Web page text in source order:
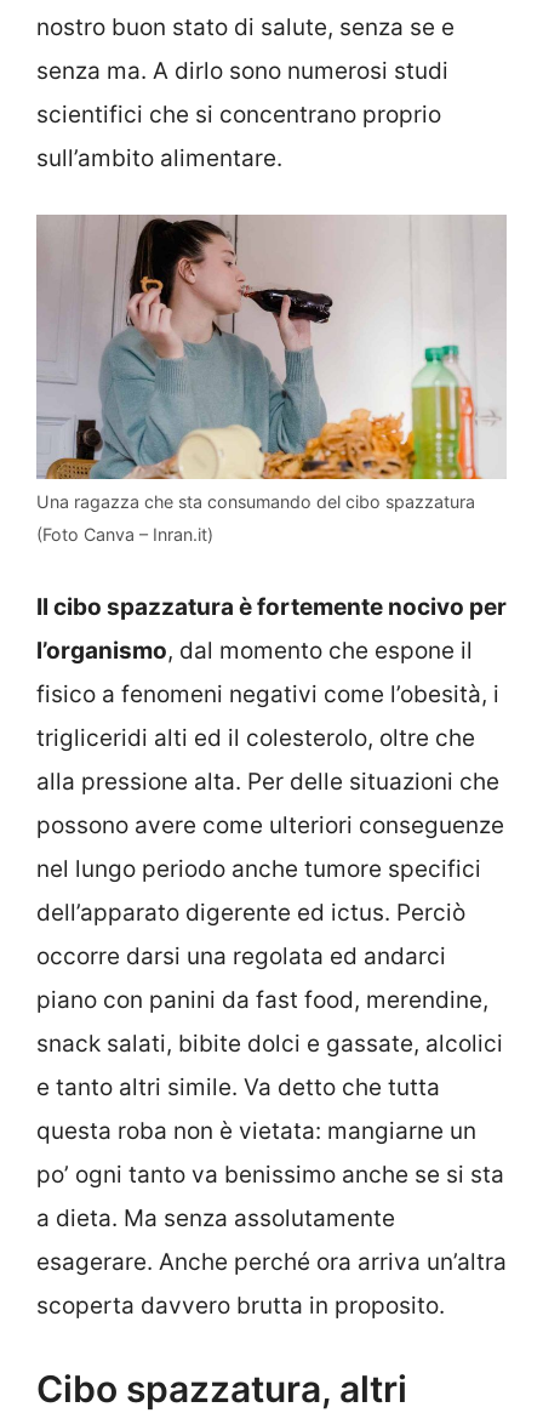
nostro buon stato di salute, senza se e
senza ma. A dirlo sono numerosi studi
scientifici che si concentrano proprio
sull’ambito alimentare.
Una ragazza che sta consumando del cibo spazzatura
(Foto Canva – Inran.it)
Il cibo spazzatura è fortemente nocivo per
l’organismo, dal momento che espone il
fisico a fenomeni negativi come l’obesità, i
trigliceridi alti ed il colesterolo, oltre che
alla pressione alta. Per delle situazioni che
possono avere come ulteriori conseguenze
nel lungo periodo anche tumore specifici
dell’apparato digerente ed ictus. Perciò
occorre darsi una regolata ed andarci
piano con panini da fast food, merendine,
snack salati, bibite dolci e gassate, alcolici
e tanto altri simile. Va detto che tutta
questa roba non è vietata: mangiarne un
po’ ogni tanto va benissimo anche se si sta
a dieta. Ma senza assolutamente
esagerare. Anche perché ora arriva un’altra
scoperta davvero brutta in proposito.
Cibo spazzatura, altri